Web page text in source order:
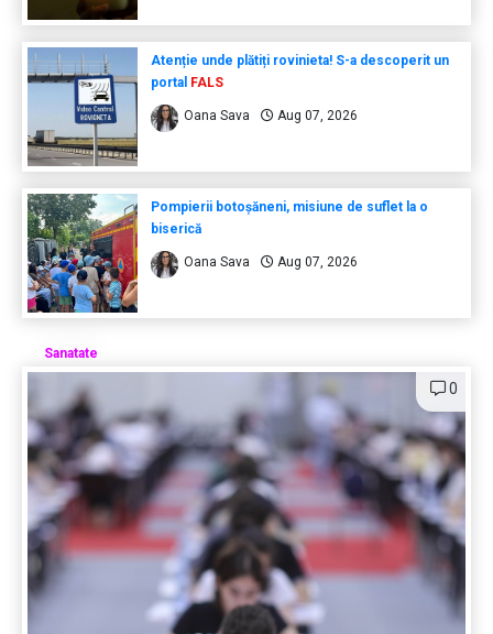
Atenție unde plătiți rovinieta! S-a descoperit un
portal FALS
Oana Sava Aug 07, 2026
Pompierii botoșăneni, misiune de suflet la o
biserică
Oana Sava Aug 07, 2026
Sanatate
0